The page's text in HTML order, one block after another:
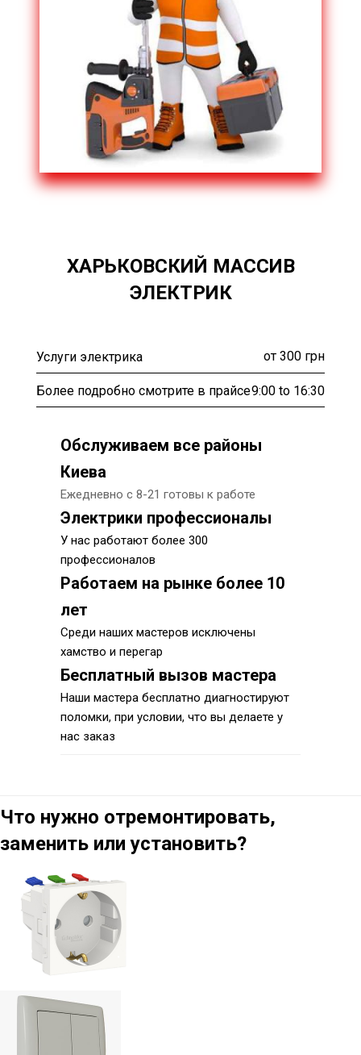
ХАРЬКОВСКИЙ МАССИВ
ЭЛЕКТРИК
Услуги электрика от 300 грн
Более подробно смотрите в прайсе9:00 to 16:30
Обслуживаем все районы
Киева
Ежедневно с 8-21 готовы к работе
Электрики профессионалы
У нас работают более 300
профессионалов
Работаем на рынке более 10
лет
Среди наших мастеров исключены
хамство и перегар
Бесплатный вызов мастера
Наши мастера бесплатно диагностируют
поломки, при условии, что вы делаете у
нас заказ
Что нужно отремонтировать,
заменить или установить?
Выключател